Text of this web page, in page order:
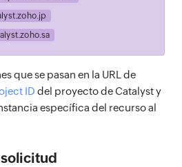
que se pasan en la URL de
ID del proyecto de Catalyst y
específica del recurso al
solicitud